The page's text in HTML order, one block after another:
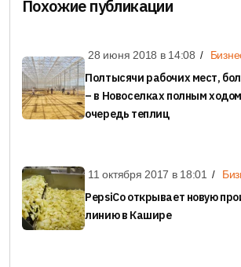
Похожие публикации
28 июня 2018 в 14:08
Полтысячи рабочих мест,
– в Новоселках полным
очередь теплиц
11 октября 2017 в 18:01
PepsiCo открывает новую
линию в Кашире